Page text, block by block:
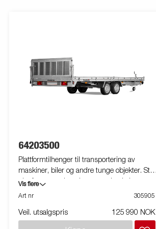
64203500
Plattformtilhenger til transportering av
maskiner, biler og andre tunge objekter. Stor
plattform som kan tippes med enkel
manøvrering via den hydrauliske
tilbehør gjør tilhengeren svært fleksibel.
Vis flere
Art nr
305905
Veil. utsalgspris 125 990 NOK